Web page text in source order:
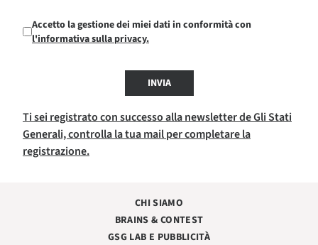
Accetto la gestione dei miei dati in conformità con
l'informativa sulla privacy.
INVIA
Ti sei registrato con successo alla newsletter de Gli Stati
Generali, controlla la tua mail per completare la
registrazione.
CHI SIAMO
BRAINS & CONTEST
GSG LAB E PUBBLICITÀ